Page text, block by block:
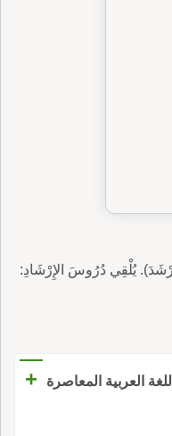
يُلْقِي دُرُوسَ الإِرْشَادِ:
العربية المعاصرة +